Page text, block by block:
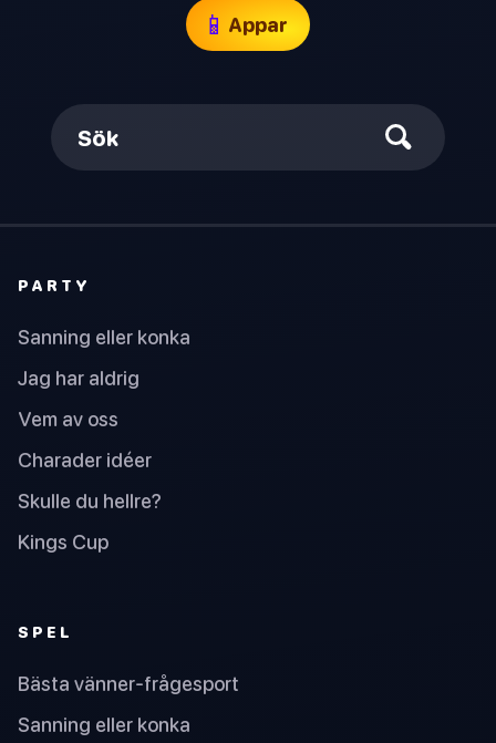
📱 Appar
Sök
PARTY
Sanning eller konka
Jag har aldrig
Vem av oss
Charader idéer
Skulle du hellre?
Kings Cup
SPEL
Bästa vänner-frågesport
Sanning eller konka